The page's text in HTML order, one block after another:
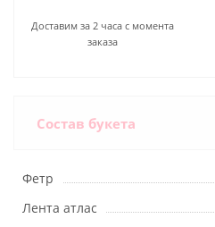
Доставим за 2 часа с момента
заказа
Состав букета
Фетр
Лента атлас